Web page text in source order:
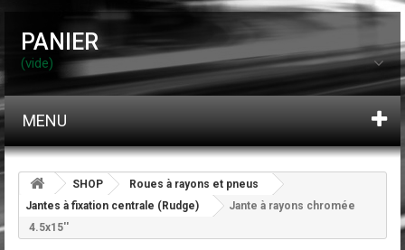
PANIER
(vide)
MENU
SHOP
Roues à rayons et pneus
Jantes à fixation centrale (Rudge)
Jante à rayons chromée
4.5x15''